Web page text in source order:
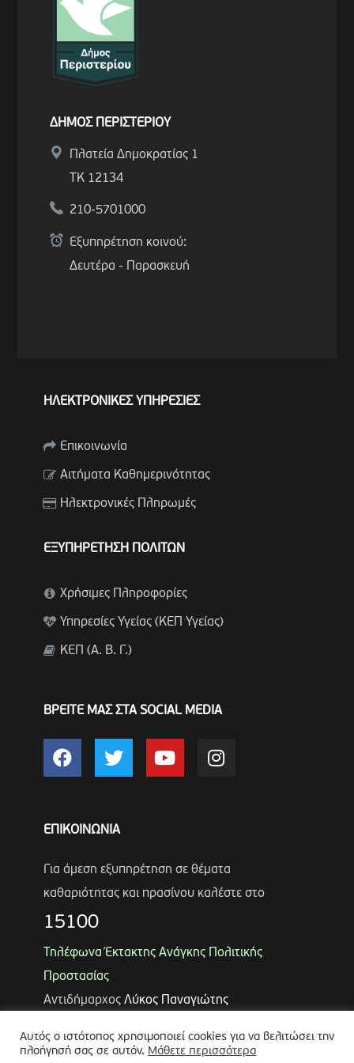
ΔΗΜΟΣ ΠΕΡΙΣΤΕΡΙΟΥ
Πλατεία Δημοκρατίας 1
ΤΚ 12134
210-5701000
Εξυπηρέτηση κοινού:
Δευτέρα - Παρασκευή
ΗΛΕΚΤΡΟΝΙΚΕΣ ΥΠΗΡΕΣΙΕΣ
Επικοινωνία
Αιτήματα Καθημερινότητας
Ηλεκτρονικές Πληρωμές
ΕΞΥΠΗΡΕΤΗΣΗ ΠΟΛΙΤΩΝ
Χρήσιμες Πληροφορίες
Υπηρεσίες Υγείας (ΚΕΠ Υγείας)
ΚΕΠ (Α. Β. Γ.)
ΒΡΕΙΤΕ ΜΑΣ ΣΤΑ SOCIAL MEDIA
ΕΠΙΚΟΙΝΩΝΙΑ
Για άμεση εξυπηρέτηση σε θέματα
καθαριότητας και πρασίνου καλέστε στο
15100
Τηλέφωνα Έκτακτης Ανάγκης Πολιτικής
Προστασίας
Αντιδήμαρχος Λύκος Παναγιώτης
Αυτός ο ιστότοπος χρησιμοποιεί cookies για να βελιτώσει την
πλοήγησή σας σε αυτόν. Μάθετε περισσότερα